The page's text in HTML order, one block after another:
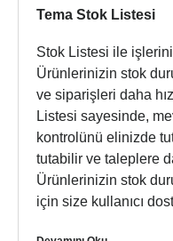
Tema Stok Listesi
Stok Listesi ile
Ürünlerinizin stok
ve siparişleri daha
Listesi sayesinde,
kontrolünü elinizde
tutabilir ve taleplere
Ürünlerinizin stok
için size kullanıcı